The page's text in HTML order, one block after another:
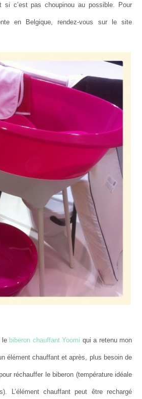
si c’est pas choupinou au possible. Pour
en Belgique, rendez-vous sur le site
le biberon chauffant Yoomi qui a retenu mon
élément chauffant et après, plus besoin de
réchauffer le biberon (température idéale
L’élément chauffant peut être rechargé